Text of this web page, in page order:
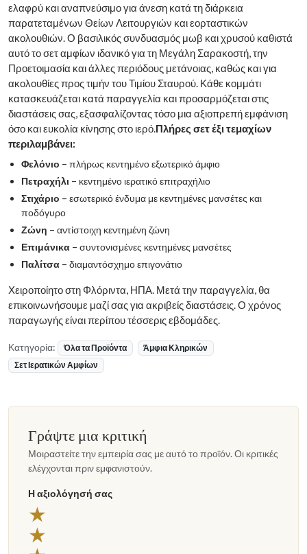
ελαφρύ και αναπνεύσιμο για άνεση κατά τη διάρκεια
παρατεταμένων Θείων Λειτουργιών και εορταστικών
ακολουθιών. Ο βασιλικός συνδυασμός μωβ και χρυσού καθιστά
αυτό το σετ αμφίων ιδανικό για τη Μεγάλη Σαρακοστή, την
Προετοιμασία και άλλες περιόδους μετάνοιας, καθώς και για
ακολουθίες προς τιμήν του Τιμίου Σταυρού. Κάθε κομμάτι
κατασκευάζεται κατά παραγγελία και προσαρμόζεται στις
διαστάσεις σας, εξασφαλίζοντας τόσο μια αξιοπρεπή εμφάνιση
όσο και ευκολία κίνησης στο ιερό.Πλήρες σετ έξι τεμαχίων
περιλαμβάνει:
Φελόνιο – πλήρως κεντημένο εξωτερικό άμφιο
Πετραχήλι – κεντημένο ιερατικό επιτραχήλιο
Στιχάριο – εσωτερικό ένδυμα με κεντημένες μανσέτες και
ποδόγυρο
Ζώνη – αντίστοιχη κεντημένη ζώνη
Επιμάνικα – συντονισμένες κεντημένες μανσέτες
Παλίτσα – διαμαντόσχημο επιγονάτιο
Χειροποίητο στη Φλόριντα, ΗΠΑ. Μετά την παραγγελία, θα
επικοινωνήσουμε μαζί σας για ακριβείς διαστάσεις. Ο χρόνος
παραγωγής είναι περίπου τέσσερις εβδομάδες.
Κατηγορία: Όλα τα Προϊόντα
Άμφια Κληρικών
Σετ Ιερατικών Αμφίων
Γράψτε μια κριτική
Μοιραστείτε την εμπειρία σας με αυτό το προϊόν. Οι κριτικές
ελέγχονται πριν εμφανιστούν.
Η αξιολόγησή σας
★
★